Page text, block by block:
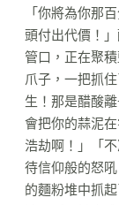
「你將為你那
頭付出代價！
管口，正在聚
爪子，一把抓
生！那是醋酸
會把你的蒜泥
浩劫啊！」「
待信仰般的怒
的麵粉堆中抓